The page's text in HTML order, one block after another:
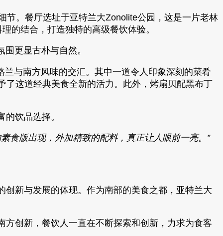
节。餐厅选址于亚特兰大Zonolite公园，这是一片老林
的结合，打造独特的高级餐饮体验。
更显古朴与自然。
与南方风味的交汇。其中一道令人印象深刻的菜肴
这道经典美食全新的活力。此外，烤扇贝配黑布丁
饮品选择。
食版出现，外加精致的配料，真正让人眼前一亮。”
新与发展的体现。作为南部的美食之都，亚特兰大
创新，餐饮人一直在不断探索和创新，力求为食客